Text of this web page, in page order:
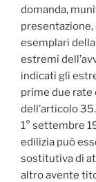
domanda,
esemplari
estremi
indicati gli
prime due rate
dell’articolo
1° settembre
edilizia può
sostitutiva di
altro avente